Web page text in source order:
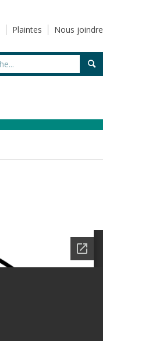
Plaintes Nous joindre